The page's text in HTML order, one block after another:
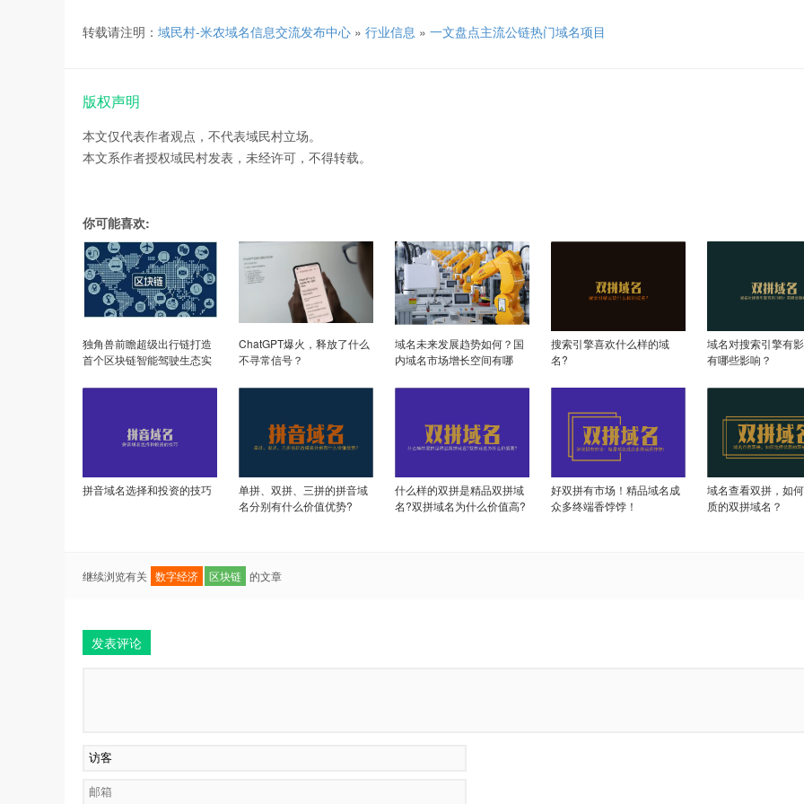
转载请注明： 域民村-米农域名信息交流发布中心 » 行业信息 » 一文盘点主流公链热门域名项目
版权声明
本文仅代表作者观点，不代表域民村立场。
本文系作者授权域民村发表，未经许可，不得转载。
你可能喜欢:
独角兽前瞻超级出行链打造
首个区块链智能驾驶生态实
ChatGPT爆火，释放了什么
不寻常信号？
域名未来发展趋势如何？国
内域名市场增长空间有哪
搜索引擎喜欢什么样的域
名?
域名对搜索引擎有
有哪些影响？
拼音域名选择和投资的技巧
单拼、双拼、三拼的拼音域
名分别有什么价值优势?
什么样的双拼是精品双拼域
名?双拼域名为什么价值高?
好双拼有市场！精品域名成
众多终端香饽饽！
域名查看双拼，如
质的双拼域名？
继续浏览有关 数字经济 区块链 的文章
发表评论